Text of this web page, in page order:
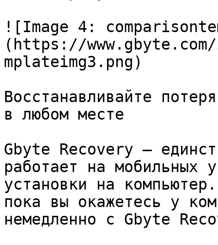
![Image 4:
(https://www.gbyte.com/
mplateimg3.png)
Восстанавливайте
в любом месте
Gbyte Recovery —
работает на мобильных
установки на
пока вы окажетесь у
немедленно с Gbyte